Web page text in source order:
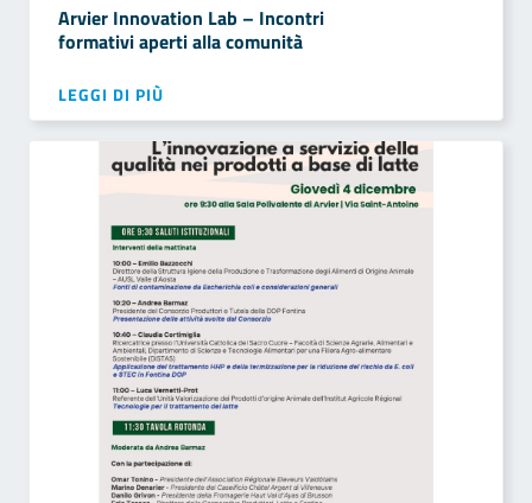
Arvier Innovation Lab – Incontri
formativi aperti alla comunità
LEGGI DI PIÙ